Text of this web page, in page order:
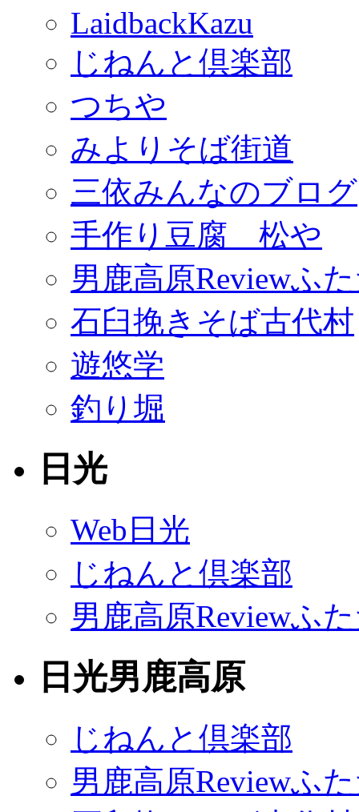
LaidbackKazu
じねんと倶楽部
つちや
みよりそば街道
三依みんなのブログ
手作り豆腐 松や
男鹿高原Reviewふ
石臼挽きそば古代村
遊悠学
釣り堀
日光
Web日光
じねんと倶楽部
男鹿高原Reviewふ
日光男鹿高原
じねんと倶楽部
男鹿高原Reviewふ